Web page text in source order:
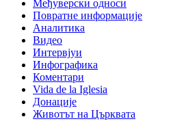
Међуверски односи
Повратне информације
Аналитика
Видео
Интервјуи
Инфографика
Коментари
Vida de la Iglesia
Донације
Животът на Църквата